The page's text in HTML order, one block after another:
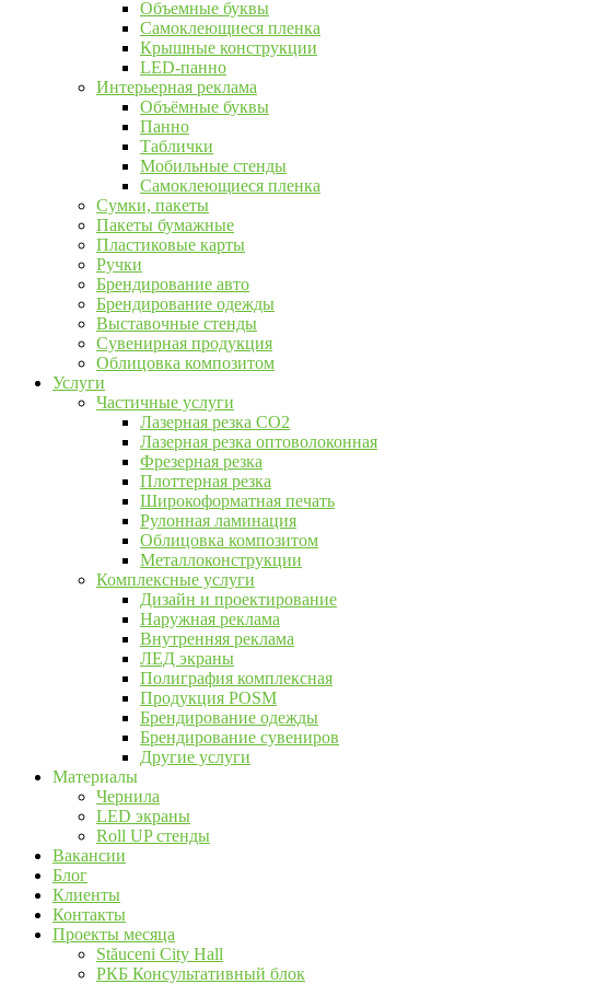
Объемные буквы
Самоклеющиеся пленка
Крышные конструкции
LED-панно
Интерьерная реклама
Объёмные буквы
Панно
Таблички
Мобильные стенды
Самоклеющиеся пленка
Сумки, пакеты
Пакеты бумажные
Пластиковые карты
Ручки
Брендирование авто
Брендирование одежды
Выставочные стенды
Сувенирная продукция
Облицовка композитом
Услуги
Частичные услуги
Лазерная резка CO2
Лазерная резка оптоволоконная
Фрезерная резка
Плоттерная резка
Широкоформатная печать
Рулонная ламинация
Облицовка композитом
Металлоконструкции
Комплексные услуги
Дизайн и проектирование
Наружная реклама
Внутренняя реклама
ЛЕД экраны
Полиграфия комплексная
Продукция POSM
Брендирование одежды
Брендирование сувениров
Другие услуги
Материалы
Чернила
LED экраны
Roll UP стенды
Вакансии
Блог
Клиенты
Контакты
Проекты месяца
Stăuceni City Hall
РКБ Консультативный блок